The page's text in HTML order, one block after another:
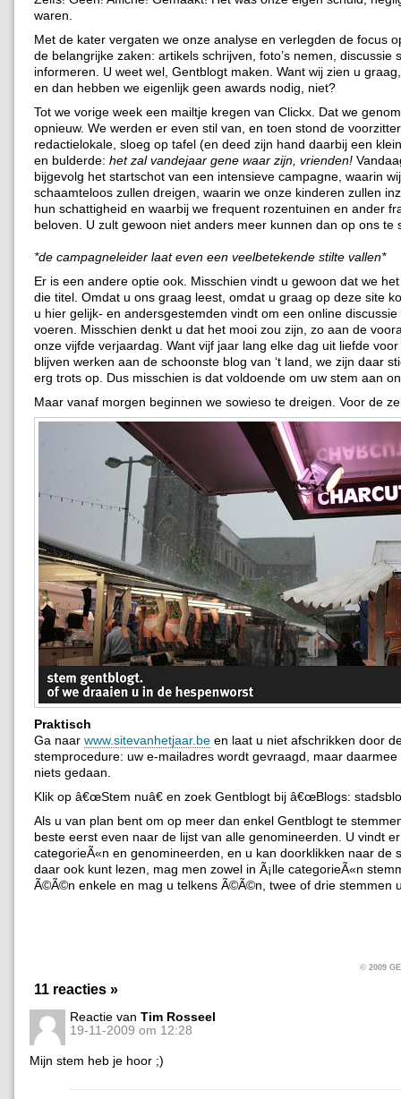
waren.
Met de kater vergaten we onze analyse en verlegden de focus
de belangrijke zaken: artikels schrijven, foto’s nemen, discussie
informeren. U weet wel, Gentblogt maken. Want wij zien u
en dan hebben we eigenlijk geen awards nodig, niet?
Tot we vorige week een mailtje kregen van Clickx. Dat we
opnieuw. We werden er even stil van, en toen stond de
redactielokale, sloeg op tafel (en deed zijn hand daarbij een
en bulderde: het zal vandejaar gene waar zijn, vrienden!
bijgevolg het startschot van een intensieve campagne, waarin wij
schaamteloos zullen dreigen, waarin we onze kinderen zullen
hun schattigheid en waarbij we frequent rozentuinen en ander
beloven. U zult gewoon niet anders meer kunnen dan op ons te
*de campagneleider laat even een veelbetekende stilte vallen*
Er is een andere optie ook. Misschien vindt u gewoon dat we
die titel. Omdat u ons graag leest, omdat u graag op deze site
u hier gelijk- en andersgestemden vindt om een online discussie
voeren. Misschien denkt u dat het mooi zou zijn, zo aan de
onze vijfde verjaardag. Want vijf jaar lang elke dag uit liefde
blijven werken aan de schoonste blog van ‘t land, we zijn daar
erg trots op. Dus misschien is dat voldoende om uw stem aan
Maar vanaf morgen beginnen we sowieso te dreigen. Voor de
Praktisch
Ga naar www.sitevanhetjaar.be en laat u niet afschrikken door
stemprocedure: uw e-mailadres wordt gevraagd, maar
niets gedaan.
Klik op â€œStem nuâ€ en zoek Gentblogt bij â€œBlogs:
Als u van plan bent om op meer dan enkel Gentblogt te
beste eerst even naar de lijst van alle genomineerden. U vindt
categorieÃ«n en genomineerden, en u kan doorklikken naar de
daar ook kunt lezen, mag men zowel in Ã¡lle categorieÃ«n
Ã©Ã©n enkele en mag u telkens Ã©Ã©n, twee of drie stemmen
© 2009
11 reacties »
Reactie van Tim Rosseel
19-11-2009 om 12:28
Mijn stem heb je hoor ;)